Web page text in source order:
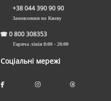
+38 044 390 90 90
Замовлення по Києву
☎0 800 308353
Гаряча лінія 8:00 - 20:00
Соціальні мережі